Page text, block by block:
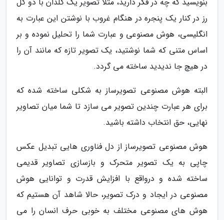
رز در کنار یک پنجره در هنگام غروب با نوشتن این عبارت به
انگلیسی، هوش مصنوعی و عبارت شما را تحلیل نموده و بر
اساس متنی که شما نوشتید، یک تصویر تازه که مانند آن را
در هیچ جا ندیدید ساخته می گردد.
البته هوش مصنوعی تصویرساز به شکلی ساخته شده که
برای هر عبارت چندین تصویر می سازد تا شما میان تصاویر
نهایی، حق انتخاب داشته باشید.
هوش مصنوعی تصویرساز از دل فناوری هایی تبدیل عکس
چاپی به یک تصویر متحرک و بازسازی تصاویر قدیمی
ساخته شده و درواقع با افزایش قدرت و توانایی هوش
مصنوعی در ایجاد و درک تصویر، حالا شاهد آن هستیم که
هوش های مصنوعی مختلف به خوبی حرف انسان را می